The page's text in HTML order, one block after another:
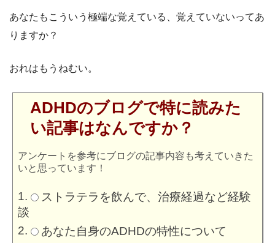
あなたもこういう極端な覚えている、覚えていないってあ
りますか？
おれはもうねむい。
ADHDのブログで特に読みた
い記事はなんですか？
アンケートを参考にブログの記事内容も考えていきた
いと思っています！
ストラテラを飲んで、治療経過など経験
談
あなた自身のADHDの特性について